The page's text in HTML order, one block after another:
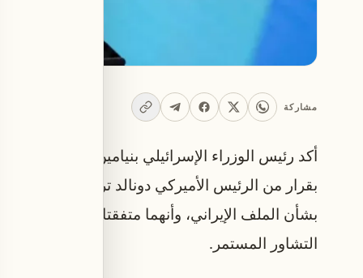
مشاركة
أكد رئيس الوزراء الإسرائيلي بنيامين نتنياهو أن
بقرار من الرئيس الأميركي دونالد ترامب، مشيراً
بشأن الملف الإيراني، وأنهما متفقتان على الأهداف
التشاور المستمر.